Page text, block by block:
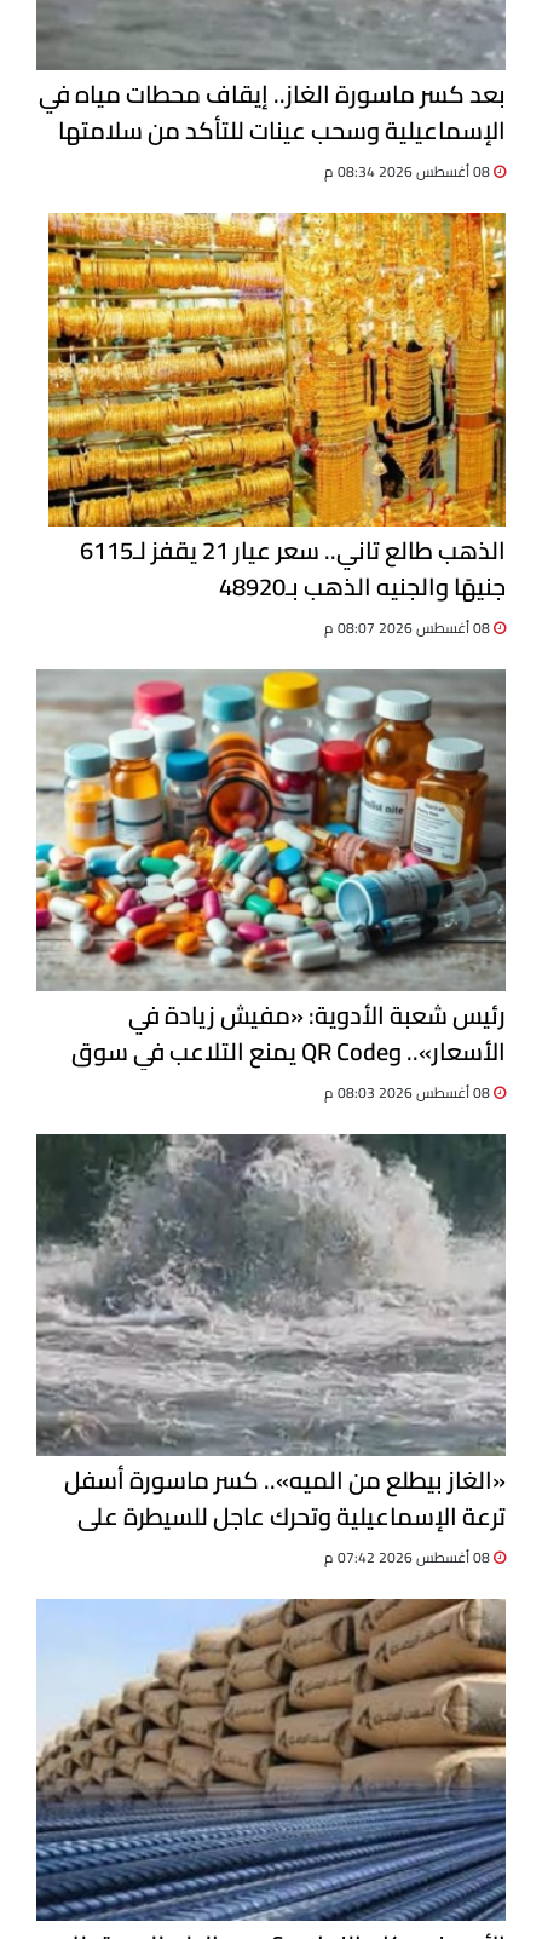
بعد كسر ماسورة الغاز.. إيقاف محطات مياه في
الإسماعيلية وسحب عينات للتأكد من سلامتها
الذهب طالع تاني.. سعر عيار 21 يقفز لـ6115
جنيهًا والجنيه الذهب بـ48920
رئيس شعبة الأدوية: «مفيش زيادة في
الأسعار».. وQR Code يمنع التلاعب في سوق
الدواء
«الغاز بيطلع من الميه».. كسر ماسورة أسفل
ترعة الإسماعيلية وتحرك عاجل للسيطرة على
التسرب